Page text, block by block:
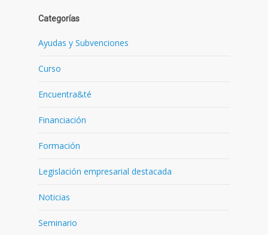
Categorías
Ayudas y Subvenciones
Curso
Encuentra&té
Financiación
Formación
Legislación empresarial destacada
Noticias
Seminario